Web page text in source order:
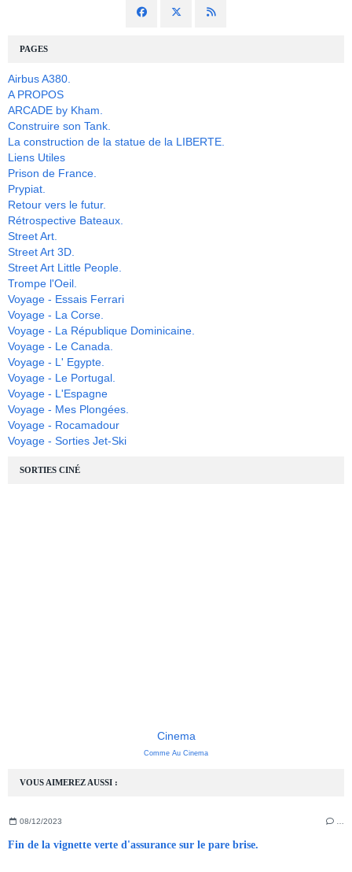
VOUS AIMEREZ AUSSI :
08/12/2023
Fin de la vignette verte d'assurance sur le pare brise.
PAGES
Airbus A380.
A PROPOS
ARCADE by Kham.
Construire son Tank.
La construction de la statue de la LIBERTE.
Liens Utiles
Prison de France.
Prypiat.
Retour vers le futur.
Rétrospective Bateaux.
Street Art.
Street Art 3D.
Street Art Little People.
Trompe l'Oeil.
Voyage - Essais Ferrari
Voyage - La Corse.
Voyage - La République Dominicaine.
Voyage - Le Canada.
Voyage - L' Egypte.
Voyage - Le Portugal.
Voyage - L'Espagne
Voyage - Mes Plongées.
Voyage - Rocamadour
Voyage - Sorties Jet-Ski
SORTIES CINÉ
Cinema
Comme Au Cinema